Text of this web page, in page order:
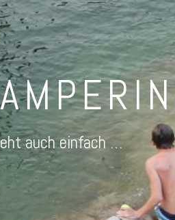
auch einfach …